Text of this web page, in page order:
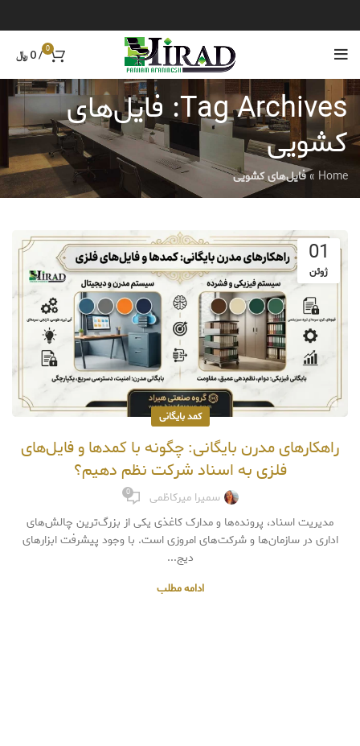
0
/
0 ﷼
Tag Archives: فایل‌های
کشویی
Home
»فایل‌های کشویی
01
ژوئن
کمد بایگانی
راهکارهای مدرن بایگانی: چگونه با کمدها و فایل‌های
فلزی به اسناد شرکت نظم دهیم؟
سمیرا میرکاظمی 0
مدیریت اسناد، پرونده‌ها و مدارک کاغذی یکی از بزرگ‌ترین چالش‌های
اداری در سازمان‌ها و شرکت‌های امروزی است. با وجود پیشرفت ابزارهای
دیج...
ادامه مطلب